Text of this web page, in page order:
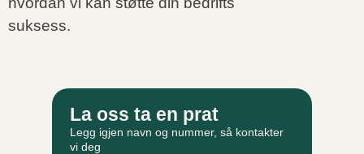
suksess.
La oss ta en prat
Legg igjen navn og nummer, så kontakter
vi deg